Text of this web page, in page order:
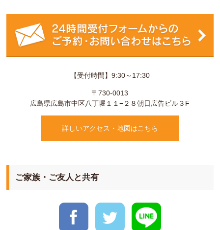
【受付時間】9:30～17:30
〒730-0013
広島県広島市中区八丁堀１１−２８朝日広告ビル３F
詳しいアクセス・地図はこちら
ご家族・ご友人と共有